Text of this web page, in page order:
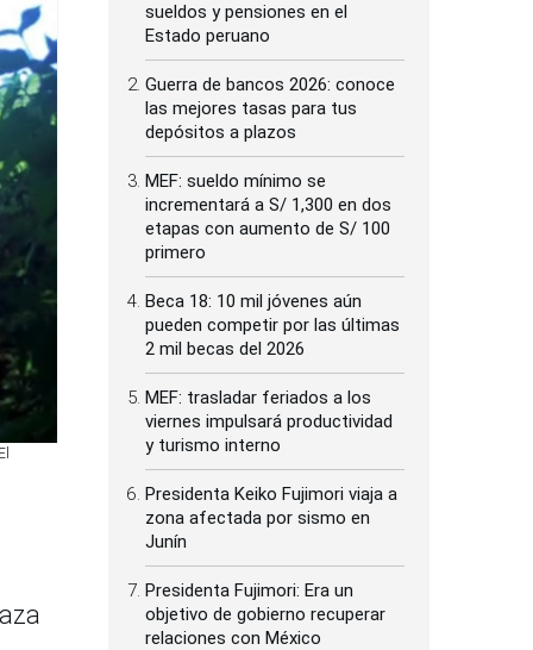
sueldos y pensiones en el
Estado peruano
Guerra de bancos 2026: conoce
las mejores tasas para tus
depósitos a plazos
MEF: sueldo mínimo se
incrementará a S/ 1,300 en dos
etapas con aumento de S/ 100
primero
Beca 18: 10 mil jóvenes aún
pueden competir por las últimas
2 mil becas del 2026
MEF: trasladar feriados a los
viernes impulsará productividad
y turismo interno
Presidenta Keiko Fujimori viaja a
zona afectada por sismo en
Junín
Presidenta Fujimori: Era un
objetivo de gobierno recuperar
relaciones con México